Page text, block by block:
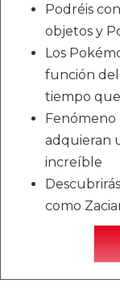
Podréis
objetos y
Los
función del
tiempo
Fenómeno
adquieran
increíble
como